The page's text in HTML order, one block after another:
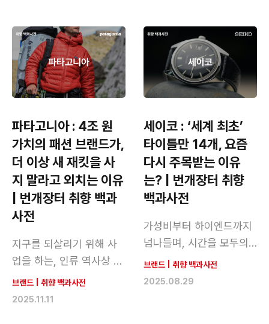
파타고니아 : 4조 원
가치의 패션 브랜드가,
더 이상 새 재킷을 사
지 말라고 외치는 이유
| 번개장터 취향 백과
사전
지구를 되살리기 위해 사
업을 하는, 인류 역사상 유
례없는 기업
브랜드
취향 백과사전
2025.11.11
세이코 : ‘세계 최초’
타이틀만 14개, 요즘
다시 주목받는 이유
는? | 번개장터 취향
백과사전
가성비부터 하이엔드까지
넘나들며, 시간을 모두의
전유물로 만든 브랜드
브랜드
취향 백과사전
2025.08.29